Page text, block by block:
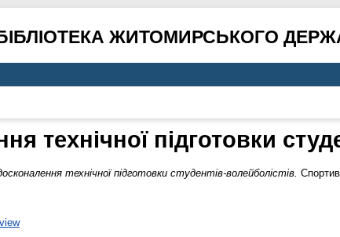
ЖИТОМИРСЬКОГО
технічної підготовки
технічної підготовки студентів-волейболістів.